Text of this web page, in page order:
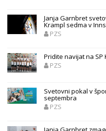
Janja Garnbret
Krampl sedma v
PZS
Pridite navijat na SP
PZS
Svetovni pokal v
septembra
PZS